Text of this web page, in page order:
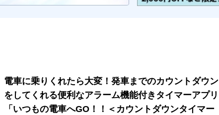
電車に乗りくれたら大変！発車までのカウントダウン
をしてくれる便利なアラーム機能付きタイマーアプリ
「いつもの電車へGO！！＜カウントダウンタイマー